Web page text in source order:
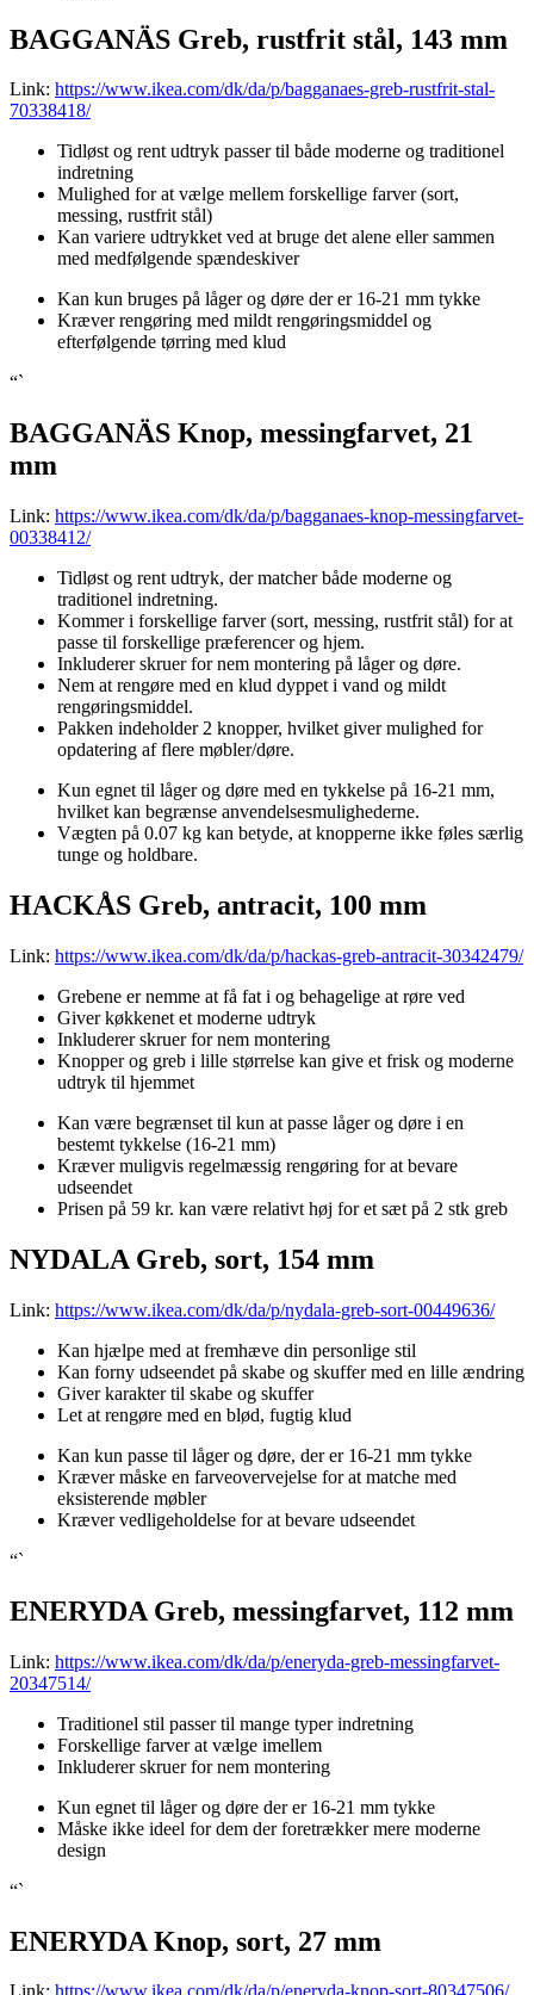
BAGGANÄS Greb, rustfrit stål, 143 mm
Link: https://www.ikea.com/dk/da/p/bagganaes-greb-rustfrit-stal-
70338418/
Tidløst og rent udtryk passer til både moderne og traditionel
indretning
Mulighed for at vælge mellem forskellige farver (sort,
messing, rustfrit stål)
Kan variere udtrykket ved at bruge det alene eller sammen
med medfølgende spændeskiver
Kan kun bruges på låger og døre der er 16-21 mm tykke
Kræver rengøring med mildt rengøringsmiddel og
efterfølgende tørring med klud
“`
BAGGANÄS Knop, messingfarvet, 21
mm
Link: https://www.ikea.com/dk/da/p/bagganaes-knop-messingfarvet-
00338412/
Tidløst og rent udtryk, der matcher både moderne og
traditionel indretning.
Kommer i forskellige farver (sort, messing, rustfrit stål) for at
passe til forskellige præferencer og hjem.
Inkluderer skruer for nem montering på låger og døre.
Nem at rengøre med en klud dyppet i vand og mildt
rengøringsmiddel.
Pakken indeholder 2 knopper, hvilket giver mulighed for
opdatering af flere møbler/døre.
Kun egnet til låger og døre med en tykkelse på 16-21 mm,
hvilket kan begrænse anvendelsesmulighederne.
Vægten på 0.07 kg kan betyde, at knopperne ikke føles særlig
tunge og holdbare.
HACKÅS Greb, antracit, 100 mm
Link: https://www.ikea.com/dk/da/p/hackas-greb-antracit-30342479/
Grebene er nemme at få fat i og behagelige at røre ved
Giver køkkenet et moderne udtryk
Inkluderer skruer for nem montering
Knopper og greb i lille størrelse kan give et frisk og moderne
udtryk til hjemmet
Kan være begrænset til kun at passe låger og døre i en
bestemt tykkelse (16-21 mm)
Kræver muligvis regelmæssig rengøring for at bevare
udseendet
Prisen på 59 kr. kan være relativt høj for et sæt på 2 stk greb
NYDALA Greb, sort, 154 mm
Link: https://www.ikea.com/dk/da/p/nydala-greb-sort-00449636/
Kan hjælpe med at fremhæve din personlige stil
Kan forny udseendet på skabe og skuffer med en lille ændring
Giver karakter til skabe og skuffer
Let at rengøre med en blød, fugtig klud
Kan kun passe til låger og døre, der er 16-21 mm tykke
Kræver måske en farveovervejelse for at matche med
eksisterende møbler
Kræver vedligeholdelse for at bevare udseendet
“`
ENERYDA Greb, messingfarvet, 112 mm
Link: https://www.ikea.com/dk/da/p/eneryda-greb-messingfarvet-
20347514/
Traditionel stil passer til mange typer indretning
Forskellige farver at vælge imellem
Inkluderer skruer for nem montering
Kun egnet til låger og døre der er 16-21 mm tykke
Måske ikke ideel for dem der foretrækker mere moderne
design
“`
ENERYDA Knop, sort, 27 mm